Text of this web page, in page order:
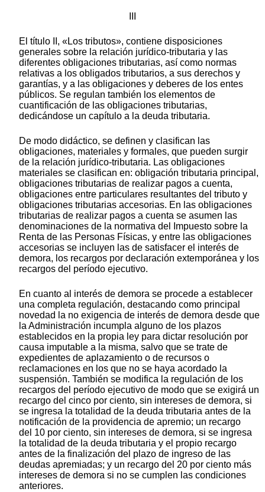
El título II, «Los tributos», contiene disposiciones
generales sobre la relación jurídico-tributaria y las
diferentes obligaciones tributarias, así como normas
relativas a los obligados tributarios, a sus derechos y
garantías, y a las obligaciones y deberes de los entes
públicos. Se regulan también los elementos de
cuantificación de las obligaciones tributarias,
dedicándose un capítulo a la deuda tributaria.
De modo didáctico, se definen y clasifican las
obligaciones, materiales y formales, que pueden surgir
de la relación jurídico-tributaria. Las obligaciones
materiales se clasifican en: obligación tributaria principal,
obligaciones tributarias de realizar pagos a cuenta,
obligaciones entre particulares resultantes del tributo y
obligaciones tributarias accesorias. En las obligaciones
tributarias de realizar pagos a cuenta se asumen las
denominaciones de la normativa del Impuesto sobre la
Renta de las Personas Físicas, y entre las obligaciones
accesorias se incluyen las de satisfacer el interés de
demora, los recargos por declaración extemporánea y los
recargos del período ejecutivo.
En cuanto al interés de demora se procede a establecer
una completa regulación, destacando como principal
novedad la no exigencia de interés de demora desde que
la Administración incumpla alguno de los plazos
establecidos en la propia ley para dictar resolución por
causa imputable a la misma, salvo que se trate de
expedientes de aplazamiento o de recursos o
reclamaciones en los que no se haya acordado la
suspensión. También se modifica la regulación de los
recargos del período ejecutivo de modo que se exigirá un
recargo del cinco por ciento, sin intereses de demora, si
se ingresa la totalidad de la deuda tributaria antes de la
notificación de la providencia de apremio; un recargo
del 10 por ciento, sin intereses de demora, si se ingresa
la totalidad de la deuda tributaria y el propio recargo
antes de la finalización del plazo de ingreso de las
deudas apremiadas; y un recargo del 20 por ciento más
intereses de demora si no se cumplen las condiciones
anteriores.